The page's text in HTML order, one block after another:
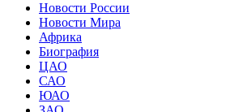
Новости России
Новости Мира
Африка
Биография
ЦАО
САО
ЮАО